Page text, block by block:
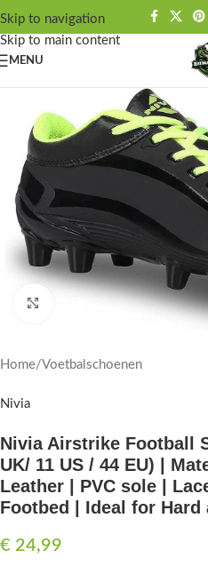
Skip to navigation
Skip to main content
MENU
Click to enlarge
Home/Voetbalschoenen
Nivia
Nivia Airstrike Football
UK/ 11 US / 44 EU) |
Leather | PVC sole |
Footbed | Ideal for
€ 24,99